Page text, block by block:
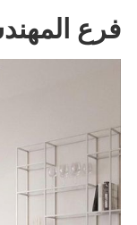
فرع المهندسين :